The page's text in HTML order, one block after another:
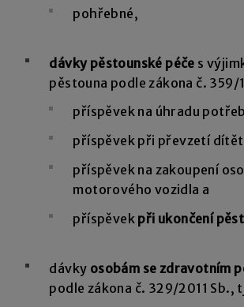
pohřebné,
dávky pěstounské péče s
pěstouna podle zákona č. 359/
příspěvek na úhradu
příspěvek při převzetí
příspěvek na zakoupení
motorového vozidla a
příspěvek při ukončení
dávky osobám se zdravotním
podle zákona č. 329/2011 Sb.,